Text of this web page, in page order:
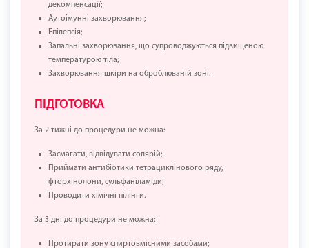
декомпенсації;
Аутоімунні захворювання;
Епілепсія;
Запальні захворювання, що супроводжуються підвищеною
температурою тіла;
Захворювання шкіри на оброблюваній зоні.
ПІДГОТОВКА
За 2 тижні до процедури не можна:
Засмагати, відвідувати солярій;
Приймати антибіотики тетрациклінового ряду,
фторхінолони, сульфаніламіди;
Проводити хімічні пілінги.
За 3 дні до процедури не можна:
Протирати зону спиртовмісними засобами;